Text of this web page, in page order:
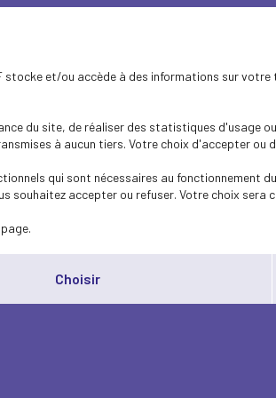
stocke et/ou accède à des informations sur
du site, de réaliser des statistiques d'usage
à aucun tiers. Votre choix d'accepter
qui sont nécessaires au fonctionnement
accepter ou refuser. Votre choix sera
Choisir